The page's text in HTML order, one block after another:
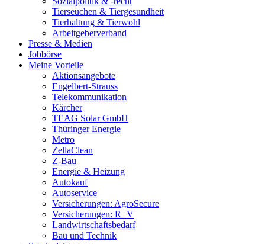
Tierseuchen & Tiergesundheit
Tierhaltung & Tierwohl
Arbeitgeberverband
Presse & Medien
Jobbörse
Meine Vorteile
Aktionsangebote
Engelbert-Strauss
Telekommunikation
Kärcher
TEAG Solar GmbH
Thüringer Energie
Metro
ZellaClean
Z-Bau
Energie & Heizung
Autokauf
Autoservice
Versicherungen: AgroSecure
Versicherungen: R+V
Landwirtschaftsbedarf
Bau und Technik